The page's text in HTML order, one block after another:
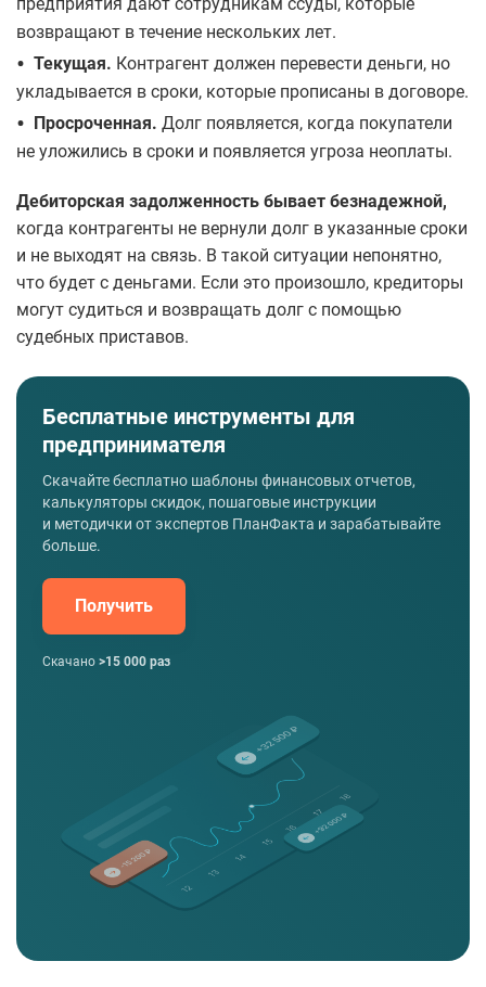
предприятия дают сотрудникам ссуды, которые
возвращают в течение нескольких лет.
• Текущая. Контрагент должен перевести деньги, но
укладывается в сроки, которые прописаны в договоре.
• Просроченная. Долг появляется, когда покупатели
не уложились в сроки и появляется угроза неоплаты.
Дебиторская задолженность бывает безнадежной,
когда контрагенты не вернули долг в указанные сроки
и не выходят на связь. В такой ситуации непонятно,
что будет с деньгами. Если это произошло, кредиторы
могут судиться и возвращать долг с помощью
судебных приставов.
Бесплатные инструменты для
предпринимателя
Скачайте бесплатно шаблоны финансовых отчетов,
калькуляторы скидок, пошаговые инструкции
и методички от экспертов ПланФакта и зарабатывайте
больше.
Получить
Скачано >15 000 раз